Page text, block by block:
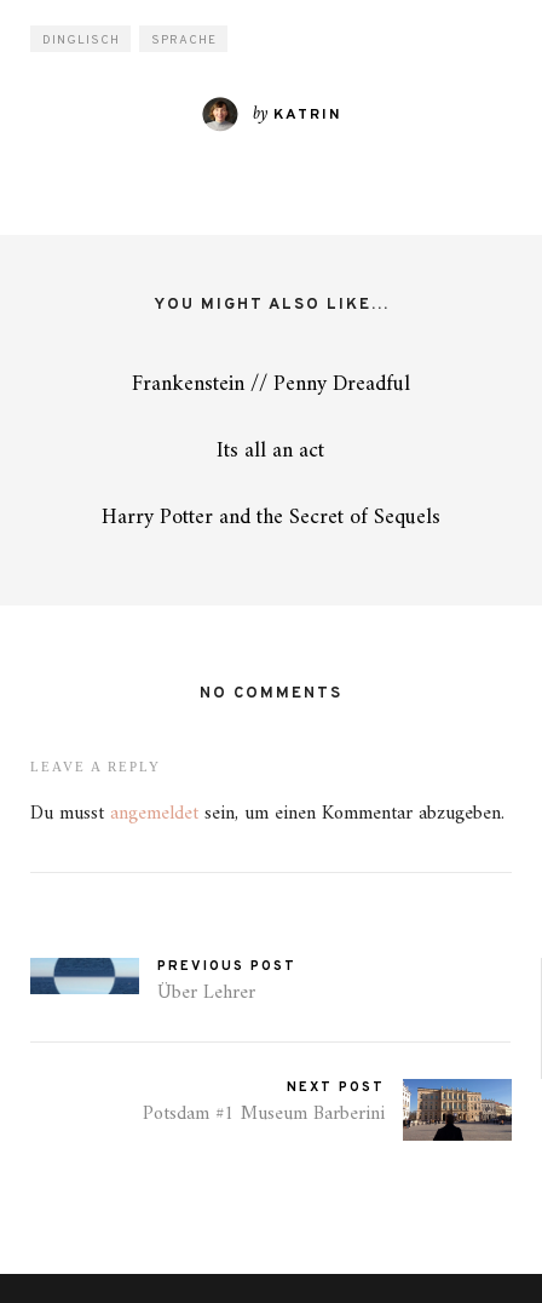
DINGLISCH SPRACHE
by KATRIN
YOU MIGHT ALSO LIKE...
Frankenstein // Penny Dreadful
Its all an act
Harry Potter and the Secret of Sequels
NO COMMENTS
LEAVE A REPLY
Du musst angemeldetsein, um einen Kommentar abzugeben.
PREVIOUS POST
Über Lehrer
NEXT POST
Potsdam #1 Museum Barberini